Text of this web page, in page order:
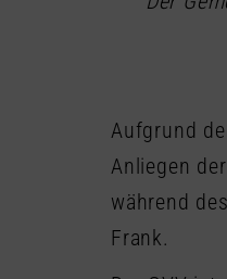
Aufgrund
Anliegen
während
Frank.